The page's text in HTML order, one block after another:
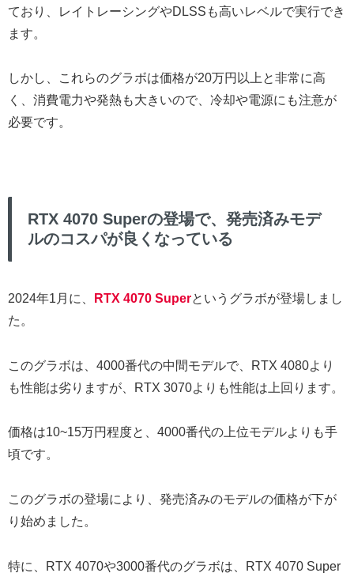
ており、レイトレーシングやDLSSも高いレベルで実行でき
ます。
しかし、これらのグラボは価格が20万円以上と非常に高
く、消費電力や発熱も大きいので、冷却や電源にも注意が
必要です。
RTX 4070 Superの登場で、発売済みモデ
ルのコスパが良くなっている
2024年1月に、 RTX 4070 Superというグラボが登場しまし
た。
このグラボは、4000番代の中間モデルで、RTX 4080より
も性能は劣りますが、RTX 3070よりも性能は上回ります。
価格は10~15万円程度と、4000番代の上位モデルよりも手
頃です。
このグラボの登場により、発売済みのモデルの価格が下が
り始めました。
特に、RTX 4070や3000番代のグラボは、RTX 4070 Super